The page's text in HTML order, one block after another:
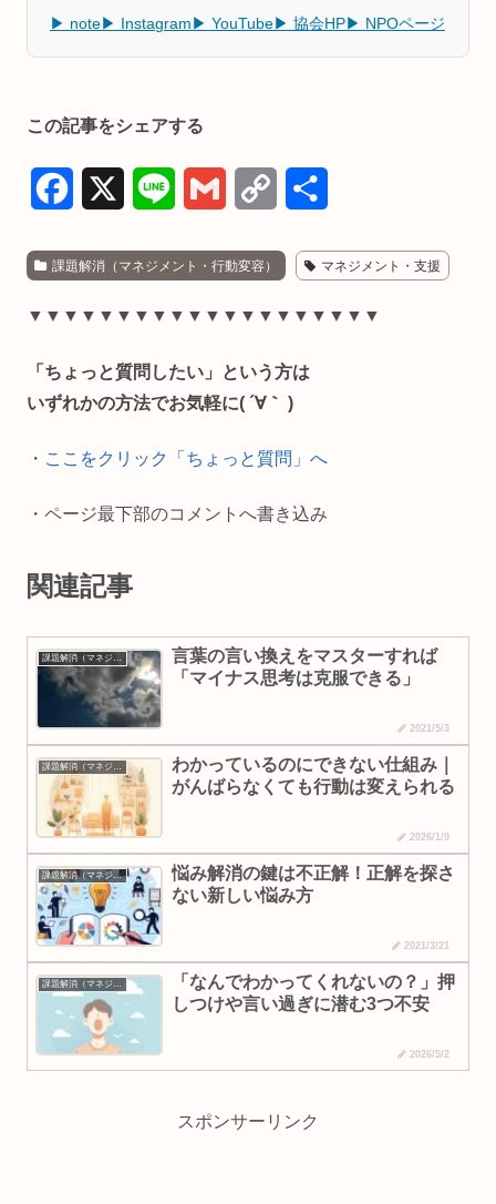
▶ note ▶ Instagram ▶ YouTube ▶ 協会HP ▶ NPOページ
この記事をシェアする
c
e
o
n
e
a
i
p
y
i
課題解消（マネジメント・行動変容） マネジメント・支援
▼▼▼▼▼▼▼▼▼▼▼▼▼▼▼▼▼▼▼▼
「ちょっと質問したい」という方は
いずれかの方法でお気軽に( ´∀｀ )
・ ここをクリック「ちょっと質問」へ
・ページ最下部のコメントへ書き込み
関連記事
課題解消（マネジメント・行動変容）
言葉の言い換えをマスターすれば
「マイナス思考は克服できる」
2021/5/3
課題解消（マネジメント・行動変容）
わかっているのにできない仕組み｜
がんばらなくても行動は変えられる
2026/1/9
課題解消（マネジメント・行動変容）
悩み解消の鍵は不正解！正解を探さ
ない新しい悩み方
2021/3/21
課題解消（マネジメント・行動変容）
「なんでわかってくれないの？」押
しつけや言い過ぎに潜む3つ不安
2026/5/2
スポンサーリンク